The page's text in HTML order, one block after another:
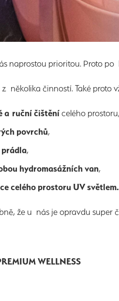
naprostou prioritou. Proto po
několika činností. Také
a ruční čištěnícelého prostoru,
povrchů,
prádla,
hydromasážních van,
celého prostoru UV světlem.
že u nás je opravdu super
WELLNESS